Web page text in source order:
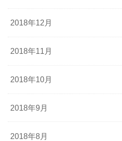
2018年12月
2018年11月
2018年10月
2018年9月
2018年8月